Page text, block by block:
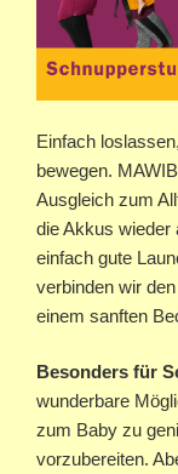
Einfach
bewegen.
Ausgleich zum
die Akkus wieder
einfach gute
verbinden wir
einem sanften
Besonders für
wunderbare
zum Baby zu
vorzubereiten.